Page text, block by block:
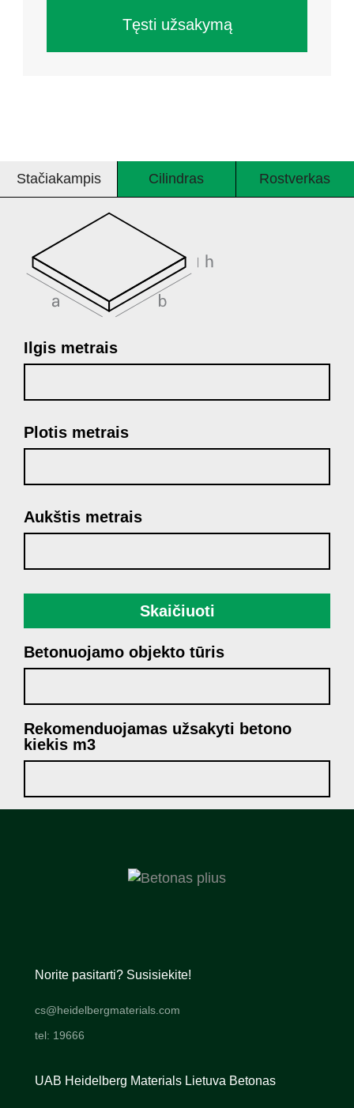
Tęsti užsakymą
Stačiakampis Cilindras Rostverkas
Ilgis metrais
Plotis metrais
Aukštis metrais
Skaičiuoti
Betonuojamo objekto tūris
Rekomenduojamas užsakyti betono
kiekis m3
Norite pasitarti? Susisiekite!
cs@heidelbergmaterials.com
tel: 19666
UAB Heidelberg Materials Lietuva Betonas